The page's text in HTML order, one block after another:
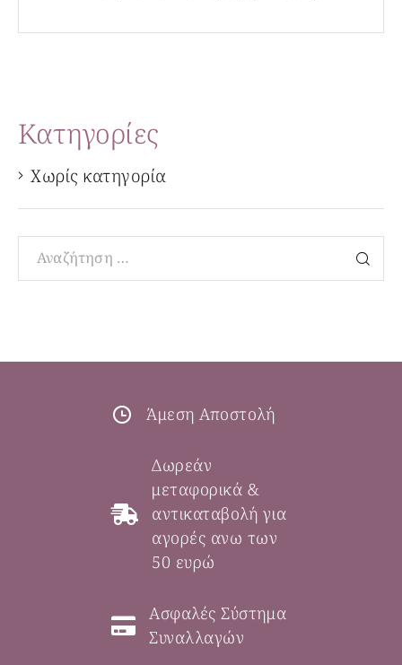
Kατηγορίες
Χωρίς κατηγορία
Άμεση Αποστολή
Δωρεάν
μεταφορικά &
αντικαταβολή για
αγορές ανω των
50 ευρώ
Ασφαλές Σύστημα
Συναλλαγών